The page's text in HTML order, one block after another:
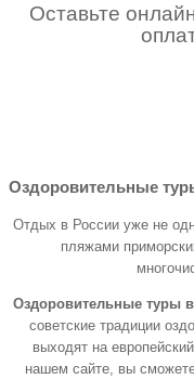
Оставьте
Оздоровительные
Отдых в России уже не
пляжами
Оздоровительные туры
советские традиции
выходят на
нашем сайте, вы